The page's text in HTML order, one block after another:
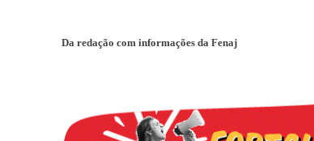
Da redação com informações da Fenaj